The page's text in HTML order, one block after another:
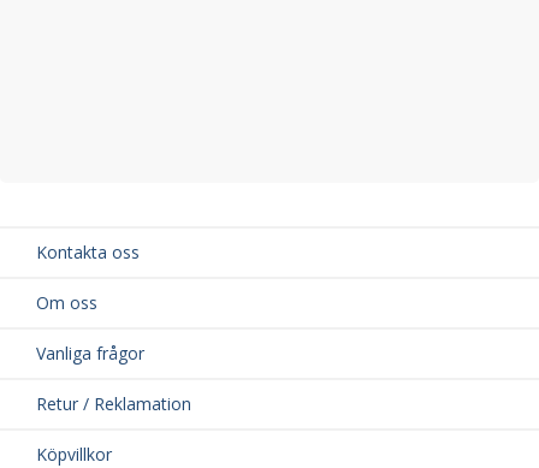
Kontakta oss
Om oss
Vanliga frågor
Retur / Reklamation
Köpvillkor